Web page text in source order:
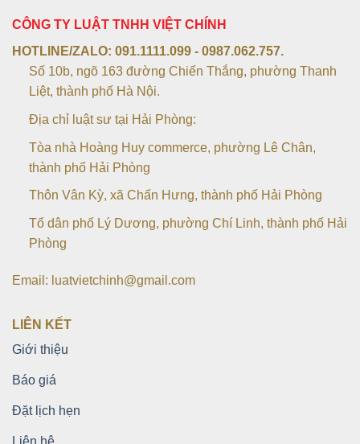
CÔNG TY LUẬT TNHH VIỆT CHÍNH
HOTLINE/ZALO: 091.1111.099 - 0987.062.757.
Số 10b, ngõ 163 đường Chiến Thắng, phường Thanh
Liệt, thành phố Hà Nội.
Địa chỉ luật sư tại Hải Phòng:
Tòa nhà Hoàng Huy commerce, phường Lê Chân,
thành phố Hải Phòng
Thôn Vân Kỳ, xã Chấn Hưng, thành phố Hải Phòng
Tổ dân phố Lý Dương, phường Chí Linh, thành phố Hải
Phòng
Email: luatvietchinh@gmail.com
LIÊN KẾT
Giới thiệu
Báo giá
Đặt lịch hẹn
Liên hệ